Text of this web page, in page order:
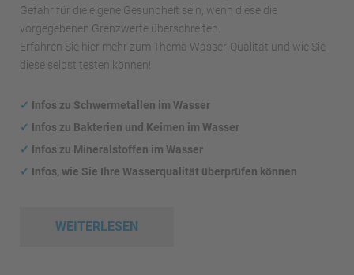
Gefahr für die eigene Gesundheit sein, wenn diese die
vorgegebenen Grenzwerte überschreiten.
Erfahren Sie hier mehr zum Thema Wasser-Qualität und wie Sie
diese selbst testen können!
✓ Infos zu Schwermetallen im Wasser
✓ Infos zu Bakterien und Keimen im Wasser
✓ Infos zu Mineralstoffen im Wasser
✓ Infos, wie Sie Ihre Wasserqualität überprüfen können
WEITERLESEN